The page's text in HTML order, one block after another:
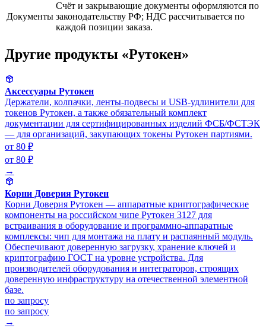
Документы
Счёт и закрывающие документы оформляются по
законодательству РФ; НДС рассчитывается по
каждой позиции заказа.
Другие продукты «Рутокен»
Аксессуары Рутокен
Держатели, колпачки, ленты-подвесы и USB-удлинители для
токенов Рутокен, а также обязательный комплект
документации для сертифицированных изделий ФСБ/ФСТЭК
— для организаций, закупающих токены Рутокен партиями.
от 80 ₽
от 80 ₽
→
Корни Доверия Рутокен
Корни Доверия Рутокен — аппаратные криптографические
компоненты на российском чипе Рутокен 3127 для
встраивания в оборудование и программно-аппаратные
комплексы: чип для монтажа на плату и распаянный модуль.
Обеспечивают доверенную загрузку, хранение ключей и
криптографию ГОСТ на уровне устройства. Для
производителей оборудования и интеграторов, строящих
доверенную инфраструктуру на отечественной элементной
базе.
по запросу
по запросу
→